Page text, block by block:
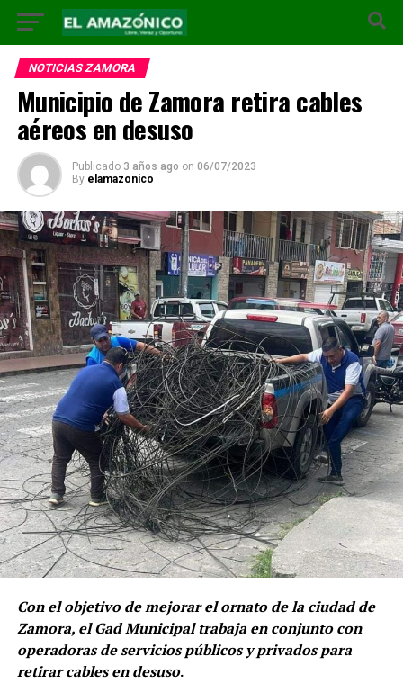
NOTICIAS ZAMORA
Municipio de Zamora retira cables
aéreos en desuso
Publicado 3 años ago on 06/07/2023
By elamazonico
Con el objetivo de mejorar el ornato de la ciudad de
Zamora, el Gad Municipal trabaja en conjunto con
operadoras de servicios públicos y privados para
retirar cables en desuso.